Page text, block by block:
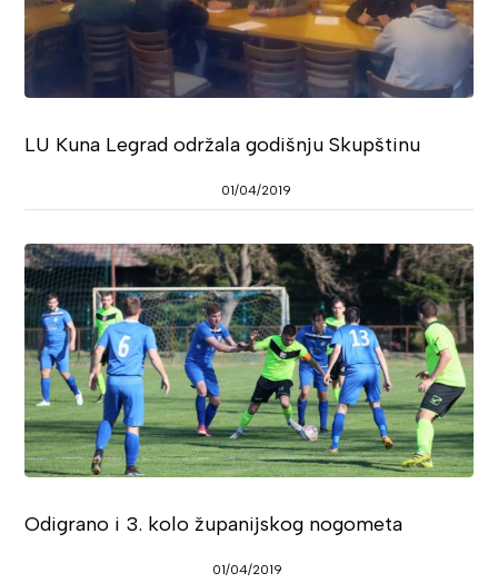
LU Kuna Legrad održala godišnju Skupštinu
01/04/2019
Odigrano i 3. kolo županijskog nogometa
01/04/2019